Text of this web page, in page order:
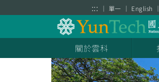
::: 單一 English
關於雲科